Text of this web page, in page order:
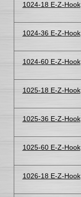
1024-18 E-Z-Hook
1024-36 E-Z-Hook
1024-60 E-Z-Hook
1025-18 E-Z-Hook
1025-36 E-Z-Hook
1025-60 E-Z-Hook
1026-18 E-Z-Hook